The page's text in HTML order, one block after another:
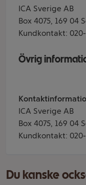
ICA Sverige AB
Box 4075, 169 04
Kundkontakt:
Övrig
ICA Sverige AB
Box 4075, 169 04
Kundkontakt:
Du kanske